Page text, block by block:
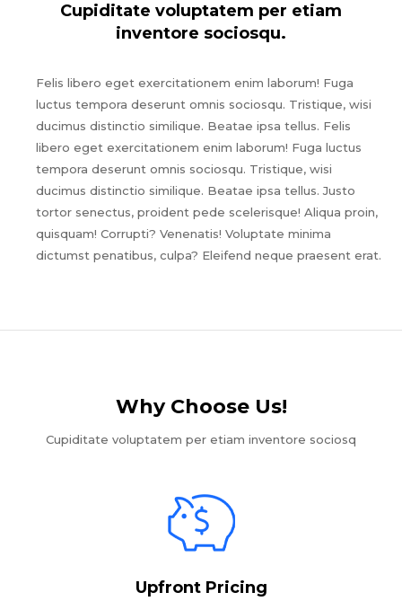
Cupiditate voluptatem per etiam
inventore sociosqu.
Felis libero eget exercitationem enim laborum! Fuga
luctus tempora deserunt omnis sociosqu. Tristique, wisi
ducimus distinctio similique. Beatae ipsa tellus. Felis
libero eget exercitationem enim laborum! Fuga luctus
tempora deserunt omnis sociosqu. Tristique, wisi
ducimus distinctio similique. Beatae ipsa tellus. Justo
tortor senectus, proident pede scelerisque! Aliqua proin,
quisquam! Corrupti? Venenatis! Voluptate minima
dictumst penatibus, culpa? Eleifend neque praesent erat.
Why Choose Us!​
Cupiditate voluptatem per etiam inventore sociosq
Upfront Pricing